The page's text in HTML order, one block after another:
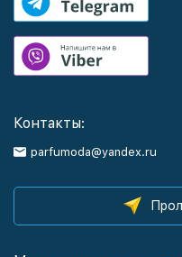
Контакты:
parfumoda@yandex.ru